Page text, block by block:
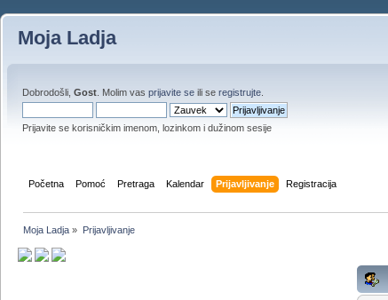
Moja Ladja
Dobrodošli, Gost . Molim vas prijavite se ili se registrujte
Prijavite se korisničkim imenom, lozinkom i dužinom sesije
Početna Pomoć Pretraga Kalendar Prijavljivanje Registracija
Moja Ladja » Prijavljivanje